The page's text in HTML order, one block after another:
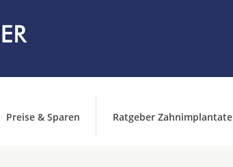
Preise & Sparen Ratgeber Zahnimplantate